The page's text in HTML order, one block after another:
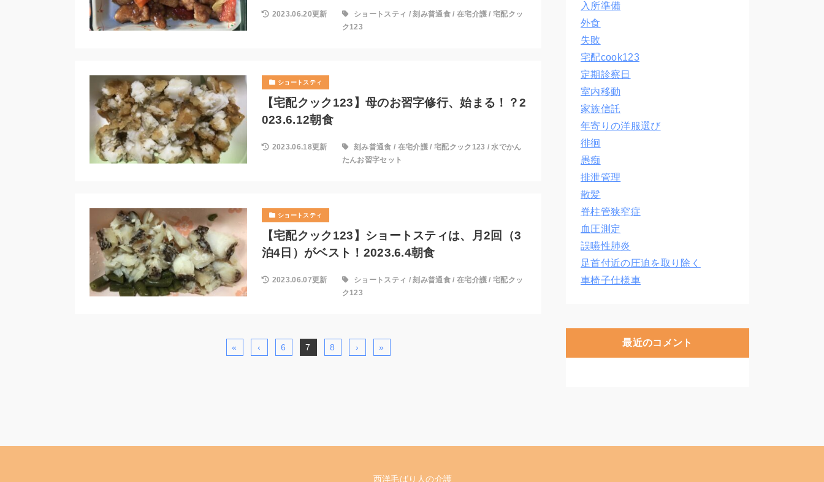
2023.06.20更新 ショートスティ /刻み普通食/ 在宅介護 /宅配クッ
ク123
ショートスティ
【宅配クック123】母のお習字修行、始まる！？2
023.6.12朝食
2023.06.18更新 刻み普通食 / 在宅介護/ 宅配クック123 /水でかん
たんお習字セット
ショートスティ
【宅配クック123】ショートスティは、月2回（3
泊4日）がベスト！2023.6.4朝食
2023.06.07更新 ショートスティ /刻み普通食/ 在宅介護 /宅配クッ
ク123
« ‹ 6 7 8 › »
入所準備
外食
失敗
宅配cook123
定期診察日
室内移動
家族信託
年寄りの洋服選び
徘徊
愚痴
排泄管理
散髪
脊柱管狭窄症
血圧測定
誤嚥性肺炎
足首付近の圧迫を取り除く
車椅子仕様車
最近のコメント
西洋毛ばり人の介護